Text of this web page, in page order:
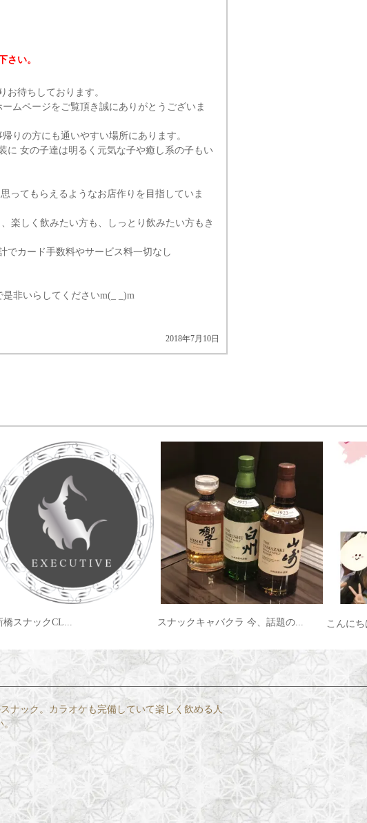
さい。
お待ちしております。
ムページをご覧頂き誠にありがとうございま
りの方にも通いやすい場所にあります。
に 女の子達は明るく元気な子や癒し系の子もい
ってもらえるようなお店作りを目指していま
楽しく飲みたい方も、しっとり飲みたい方もき
でカード手数料やサービス料一切なし
非いらしてくださいm(_ _)m
2018年7月10日
ナックキャバクラ 今、話題の... こんにちは カラットです ‍♀... お久し
ナック。カラオケも完備していて楽しく飲める人
。